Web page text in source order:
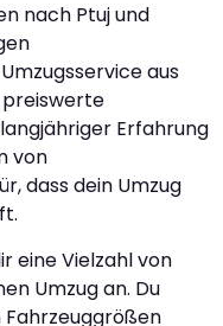
nach Ptuj und
aus
preiswerte
Erfahrung
von
dass dein Umzug
eine Vielzahl von
Umzug an. Du